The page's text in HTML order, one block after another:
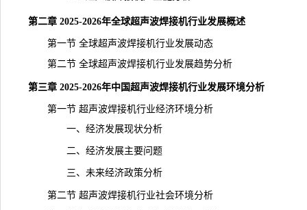
第二章 2025-2026年全球超声波焊接机行业发展概述
第一节 全球超声波焊接机行业发展动态
第二节 全球超声波焊接机行业发展趋势分析
第三章 2025-2026年中国超声波焊接机行业发展环境分析
第一节 超声波焊接机行业经济环境分析
一、经济发展现状分析
二、经济发展主要问题
三、未来经济政策分析
第二节 超声波焊接机行业社会环境分析